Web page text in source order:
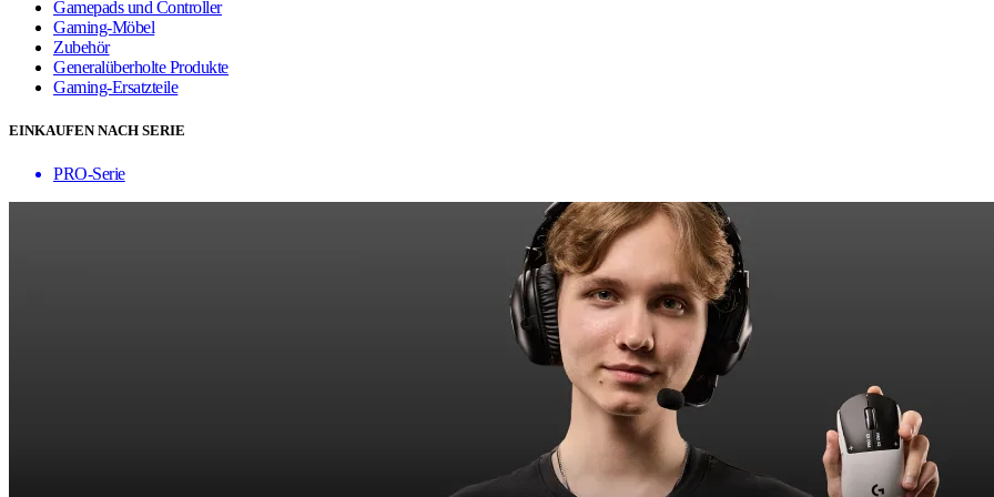
Gamepads und Controller
Gaming-Möbel
Zubehör
Generalüberholte Produkte
Gaming-Ersatzteile
EINKAUFEN NACH SERIE
PRO-Serie